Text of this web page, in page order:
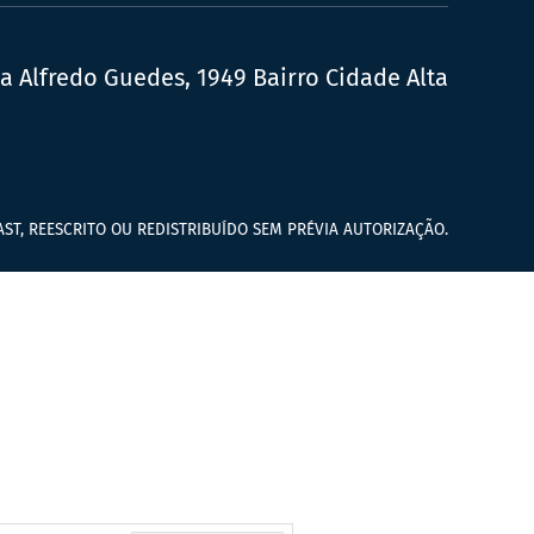
Alfredo Guedes, 1949 Bairro Cidade Alta
REESCRITO OU REDISTRIBUÍDO SEM PRÉVIA AUTORIZAÇÃO.